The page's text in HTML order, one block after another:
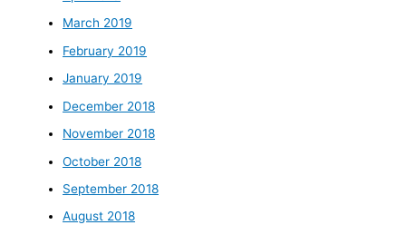
March 2019
February 2019
January 2019
December 2018
November 2018
October 2018
September 2018
August 2018